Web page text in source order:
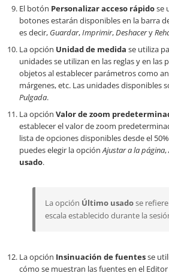
El botón Personalizar acceso rápidose
botones estarán disponibles en la barra
es decir, Guardar,Imprimir,Deshacery
La opción Unidad de medida se utiliza
unidades se utilizan en las reglas y en las
objetos al establecer parámetros como
márgenes, etc. Las unidades disponibles
Pulgada.
La opción Valor de zoom
establecer el valor de zoom
lista de opciones disponibles desde el
puedes elegir la opciónAjustar a la página,
usado.
La opción Último usadose
escala establecido durante la
La opción Insinuación de fuentesse
cómo se muestran las fuentes en el